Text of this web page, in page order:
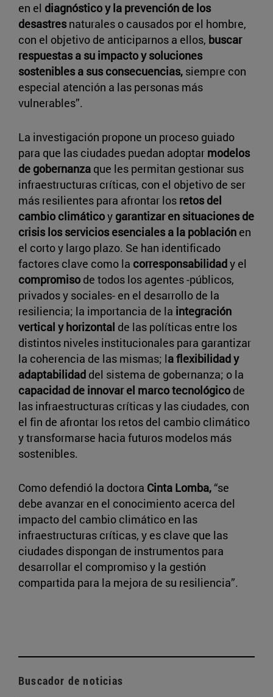
en el diagnóstico y la prevención de los
desastresnaturales o causados por el hombre,
con el objetivo de anticiparnos a ellos, buscar
respuestas a su impacto y soluciones
sostenibles a sus consecuencias, siempre con
especial atención a las personas más
vulnerables”.
La investigación propone un proceso guiado
para que las ciudades puedan adoptar modelos
de gobernanza que les permitan gestionar sus
infraestructuras críticas, con el objetivo de ser
más resilientes para afrontar los retos del
cambio climáticoy garantizar en situaciones de
crisis los servicios esenciales a la población en
el corto y largo plazo. Se han identificado
factores clave como la corresponsabilidad y el
compromiso de todos los agentes -públicos,
privados y sociales- en el desarrollo de la
resiliencia; la importancia de la integración
vertical y horizontal de las políticas entre los
distintos niveles institucionales para garantizar
la coherencia de las mismas; la flexibilidad y
adaptabilidad del sistema de gobernanza; o la
capacidad de innovar el marco tecnológico de
las infraestructuras críticas y las ciudades, con
el fin de afrontar los retos del cambio climático
y transformarse hacia futuros modelos más
sostenibles.
Como defendió la doctora Cinta Lomba,“se
debe avanzar en el conocimiento acerca del
impacto del cambio climático en las
infraestructuras críticas, y es clave que las
ciudades dispongan de instrumentos para
desarrollar el compromiso y la gestión
compartida para la mejora de su resiliencia”.
Buscador de noticias